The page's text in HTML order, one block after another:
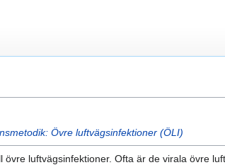
Övre luftvägsinfektioner (ÖLI)
luftvägsinfektioner. Ofta är de virala övre